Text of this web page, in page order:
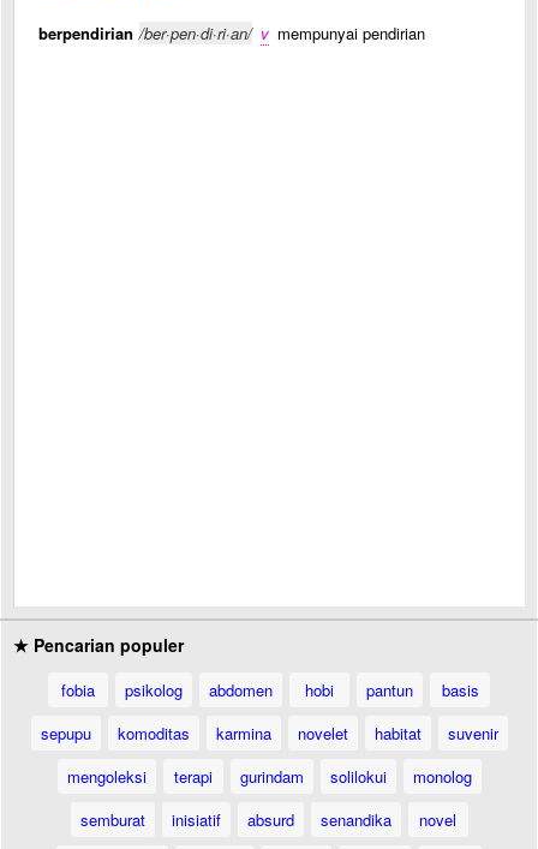
berpendirian /ber·pen·di·ri·an/ v mempunyai pendirian
★ Pencarian populer
fobia psikolog abdomen hobi pantun
basis
sepupu
komoditas karmina novelet habitat
suvenir
mengoleksi
terapi gurindam solilokui
monolog
semburat
inisiatif absurd senandika
novel